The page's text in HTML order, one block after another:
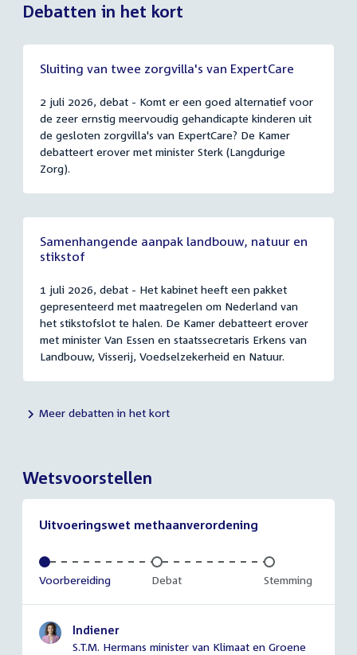
Debatten in het kort
Sluiting van twee zorgvilla's van ExpertCare
2 juli 2026, debat - Komt er een goed alternatief voor
de zeer ernstig meervoudig gehandicapte kinderen uit
de gesloten zorgvilla's van ExpertCare? De Kamer
debatteert erover met minister Sterk (Langdurige
Zorg).
Samenhangende aanpak landbouw, natuur en
stikstof
1 juli 2026, debat - Het kabinet heeft een pakket
gepresenteerd met maatregelen om Nederland van
het stikstofslot te halen. De Kamer debatteert erover
met minister Van Essen en staatssecretaris Erkens van
Landbouw, Visserij, Voedselzekerheid en Natuur.
Meer debatten in het kort
Wetsvoorstellen
Uitvoeringswet methaanverordening
Voltooid:
Voorbereiding Onvoltooid:
Debat Onvoltooid:
Stemming
Indiener
S.T.M. Hermans minister van Klimaat en Groene